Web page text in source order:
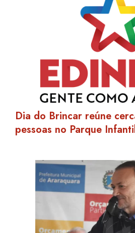
Dia do Brincar reúne
pessoas no Parque